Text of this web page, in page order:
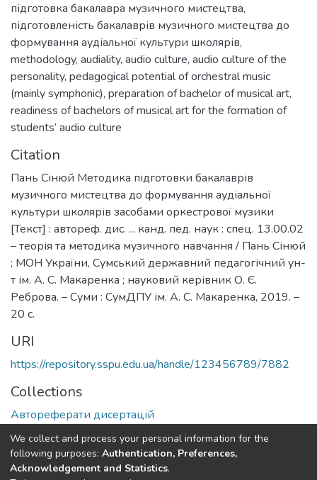
підготовка бакалавра музичного мистецтва,
підготовленість бакалаврів музичного мистецтва до
формування аудіальної культури школярів,
methodology, audiality, audio culture, audio culture of the
personality, pedagogical potential of orchestral music
(mainly symphonic), preparation of bachelor of musical art,
readiness of bachelors of musical art for the formation of
students’ audio culture
Citation
Пань Сінюй Методика підготовки бакалаврів
музичного мистецтва до формування аудіальної
культури школярів засобами оркестрової музики
[Текст] : автореф. дис. ... канд. пед. наук : спец. 13.00.02
– теорія та методика музичного навчання / Пань Сінюй
; МОН України, Сумський державний педагогічний ун-
т ім. А. С. Макаренка ; науковий керівник О. Є.
Реброва. – Суми : СумДПУ ім. А. С. Макаренка, 2019. –
20 с.
URI
https://repository.sspu.edu.ua/handle/123456789/7882
Collections
Автореферати дисертацій
Full item page Google Scholar
We collect and process your personal information for the
following purposes: Authentication, Preferences,
Acknowledgement and Statistics.